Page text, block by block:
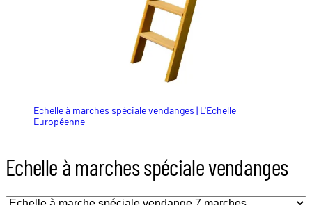
Echelle à marches spéciale vendanges | L'Echelle
Européenne
Echelle à marches spéciale vendanges